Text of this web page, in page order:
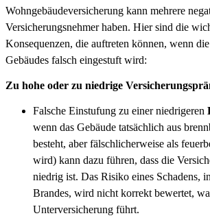
Wohngebäudeversicherung kann mehrere
Versicherungsnehmer haben. Hier sind die
Konsequenzen, die auftreten können, wenn
Gebäudes falsch eingestuft wird:
Zu hohe oder zu niedrige
Falsche Einstufung zu einer niedrigeren
wenn das Gebäude tatsächlich aus
besteht, aber fälschlicherweise als
wird) kann dazu führen, dass die
niedrig ist. Das Risiko eines Schadens,
Brandes, wird nicht korrekt bewertet,
Unterversicherung führt.